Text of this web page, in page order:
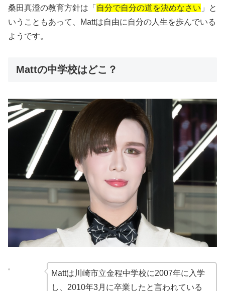
桑田真澄の教育方針は「 自分で自分の道を決めなさい 」と
いうこともあって、Mattは自由に自分の人生を歩んでいる
ようです。
Mattの中学校はどこ？
Mattは川崎市立金程中学校に2007年に入学
し、2010年3月に卒業したと言われている